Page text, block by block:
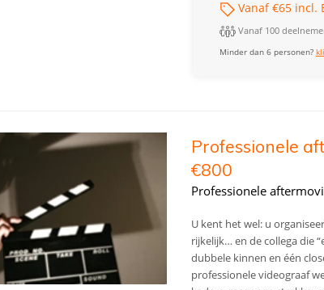
Vanaf €65 incl.
Vanaf 100
Minder dan 6 personen?
Professionele
€800
Professionele
U kent het wel: u
rijkelijk… en de collega die
dubbele kinnen en één
professionele videograaf